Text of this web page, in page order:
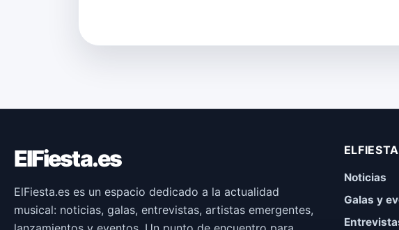
ElFiesta.es
ElFiesta.es es un espacio dedicado a la actualidad
musical: noticias, galas, entrevistas, artistas emergentes,
ELFIESTA
Noticias
Galas y